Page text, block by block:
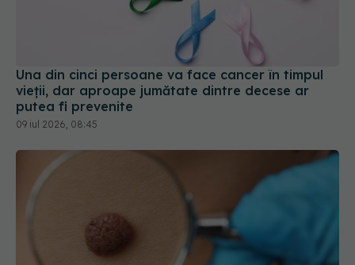
Una din cinci persoane va face cancer în timpul
vieții, dar aproape jumătate dintre decese ar